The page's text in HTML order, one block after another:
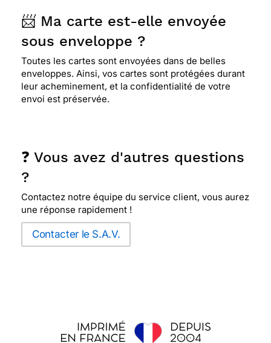
📨 Ma carte est-elle envoyée
sous enveloppe ?
Toutes les cartes sont envoyées dans de belles
enveloppes. Ainsi, vos cartes sont protégées durant
leur acheminement, et la confidentialité de votre
envoi est préservée.
❓ Vous avez d'autres questions
?
Contactez notre équipe du service client, vous aurez
une réponse rapidement !
Contacter le S.A.V.